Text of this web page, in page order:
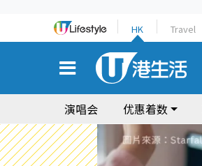
HK Travel
演唱会 优惠着数